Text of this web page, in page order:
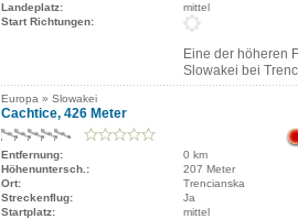
Landeplatz:
mittel
Start Richtungen:
Eine der höheren
Slowakei bei
Europa » Slowakei
Cachtice, 426 Meter
Entfernung:
0 km
Höhenuntersch.:
207 Meter
Ort:
Trencianska
Streckenflug:
Ja
Startplatz:
mittel